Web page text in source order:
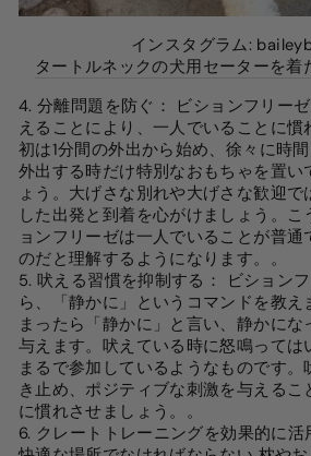
インスタグラム:
タートルネックの犬用セーターを着
4. 分離問題を防ぐ ：
ビションフリー
えることにより、一人でいることに慣
初は1分間の外出から始め、徐々に時間
外出する時だけ特別なおもちゃを置い
ょう。大げさな別れや大げさな歓迎で
した出発と到着を心がけましょう。こ
ョンフリーゼは一人でいることが普通
のだと理解するようになります。 。
5. 吠える習慣を抑制する ：
ビション
ら、「静かに」というコマンドを教
まったら「静かに」と言い、静かにな
与えます。吠えている時に怒鳴っては
まるで参加しているようなものです。
き止め、ポジティブな刺激を与えるこ
に慣れさせましょう。 。
6. クレートトレーニングを効果的に活